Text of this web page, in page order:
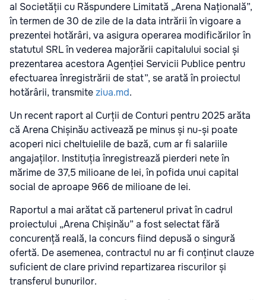
al Societății cu Răspundere Limitată „Arena Națională”,
în termen de 30 de zile de la data intrării în vigoare a
prezentei hotărâri, va asigura operarea modificărilor în
statutul SRL în vederea majorării capitalului social și
prezentarea acestora Agenției Servicii Publice pentru
efectuarea înregistrării de stat”, se arată în proiectul
hotărârii, transmiteziua.md.
Un recent raport al Curții de Conturi pentru 2025 arăta
că Arena Chișinău activează pe minus și nu-și poate
acoperi nici cheltuielile de bază, cum ar fi salariile
angajaților. Instituția înregistrează pierderi nete în
mărime de 37,5 milioane de lei, în pofida unui capital
social de aproape 966 de milioane de lei.
Raportul a mai arătat că partenerul privat în cadrul
proiectului „Arena Chișinău” a fost selectat fără
concurență reală, la concurs fiind depusă o singură
ofertă. De asemenea, contractul nu ar fi conținut clauze
suficient de clare privind repartizarea riscurilor și
transferul bunurilor.